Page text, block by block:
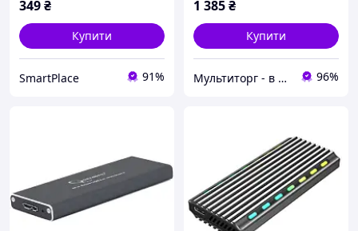
349₴
Купити
SmartPlace 91%
1 385₴
Купити
Мультиторг - в нас вигідно і надійно. 96%